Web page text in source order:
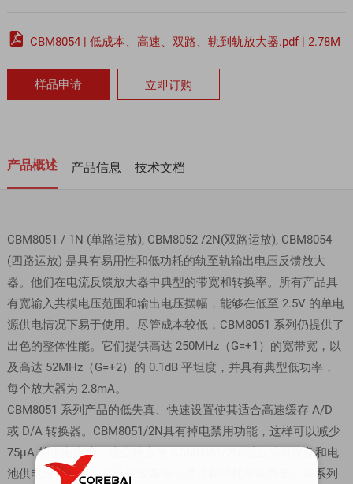
 CBM8054 | 低成本、高速、双路、轨到轨放大器.pdf | 2.78M
样品申请 立即订购
产品概述 产品信息 技术文档
CBM8051 / 1N (单路运放), CBM8052 /2N(双路运放), CBM8054
(四路运放) 是具有易用性和低功耗的轨至轨输出电压反馈放大
器。他们在电流反馈放大器中典型的带宽和转换率。所有产品具
有宽输入共模电压范围和输出电压摆幅，能够在低至 2.5V 的单电
源供电情况下易于使用。尽管成本较低，CBM8051 系列仍提供了
出色的整体性能。它们提供高达 250MHz（G=+1）的宽带宽，以
及高达 52MHz（G=+2）的 0.1dB 平坦度，并具有典型低功率，
每个放大器为 2.8mA。
CBM8051 系列产品的低失真、快速设置使其适合高速缓存 A/D
或 D/A 转换器。CBM8051/2N具有掉电禁用功能，这样可以减少
75µA 的供电电流。这些特点使 CBM8051/2N 适合编写设备和电
池供电设备应用，在这些设备中，尺寸和功耗至关重要。该系列